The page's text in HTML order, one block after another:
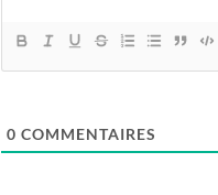
0 COMMENTAIRES